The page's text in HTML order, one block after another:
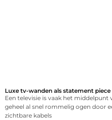
Luxe tv-wanden als statement piece
Een televisie is vaak het
geheel al snel rommelig ogen door
zichtbare kabels